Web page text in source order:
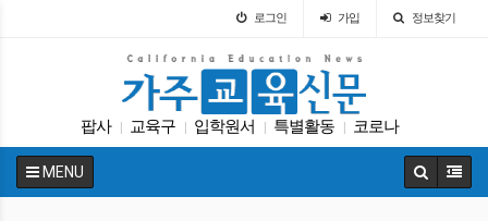
로그인 가입 정보찾기
팝사 교육구 입학원서 특별활동 코로나
ACT 학자금 SAT Fafsa 트럼프
MENU